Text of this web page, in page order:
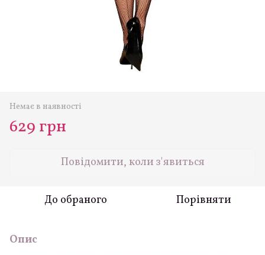
Немає в наявності
629 грн
Повідомити, коли з'явиться
До обраного Порівняти
Опис